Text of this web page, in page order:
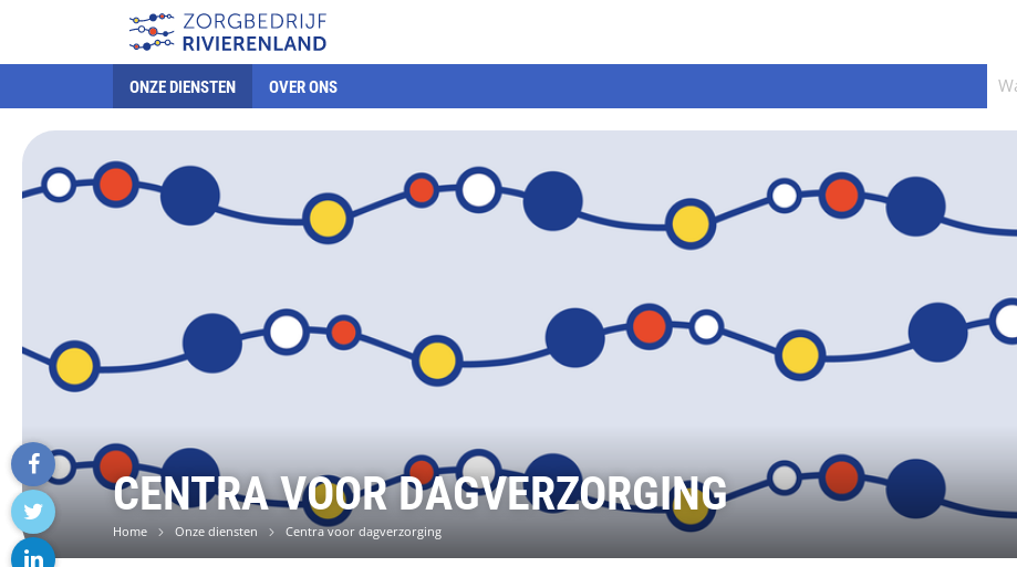
ONZE DIENSTEN OVER ONS
CENTRA VOOR DAGVERZORGING
Home Onze diensten Centra voor dagverzorging
facebook
twitter